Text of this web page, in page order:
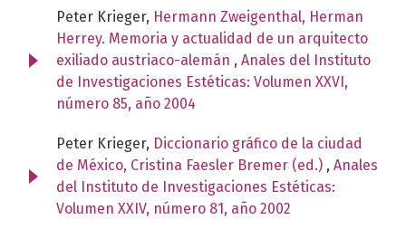
Peter Krieger, Hermann Zweigenthal, Herman
Herrey. Memoria y actualidad de un arquitecto
exiliado austriaco-alemán , Anales del Instituto
de Investigaciones Estéticas: Volumen XXVI,
número 85, año 2004
Peter Krieger, Diccionario gráfico de la ciudad
de México, Cristina Faesler Bremer (ed.) , Anales
del Instituto de Investigaciones Estéticas:
Volumen XXIV, número 81, año 2002